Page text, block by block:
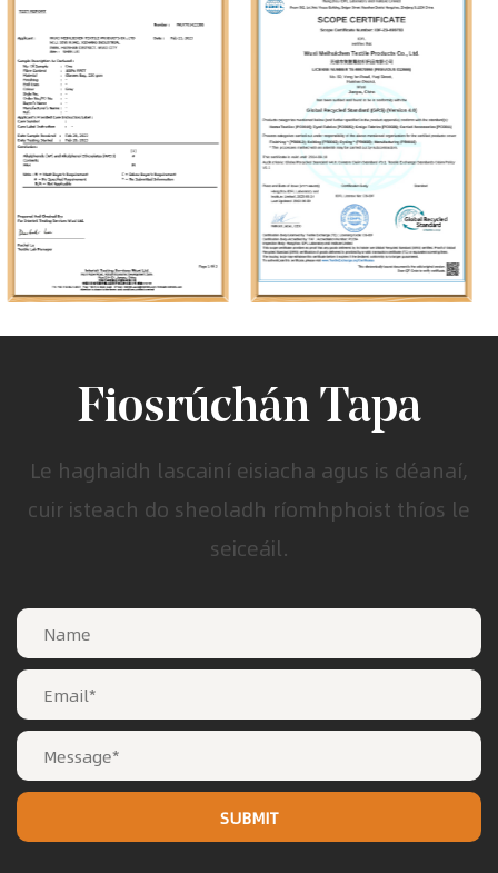
Fiosrúchán Tapa
Le haghaidh lascainí eisiacha agus is déanaí,
cuir isteach do sheoladh ríomhphoist thíos le
seiceáil.